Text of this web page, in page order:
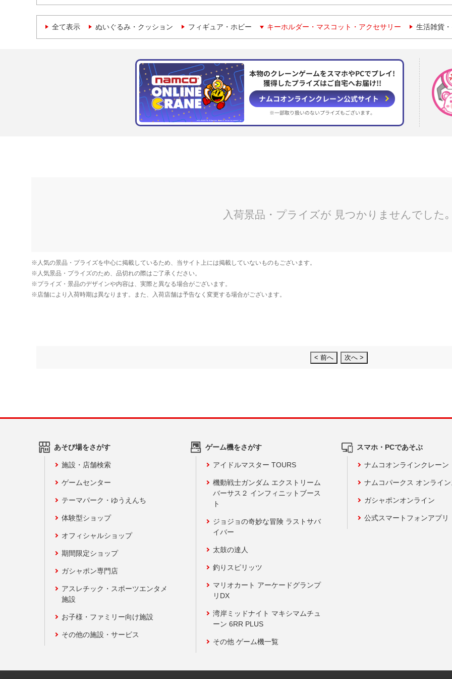
全て表示 ぬいぐるみ・クッション フィギュア・ホビー キーホルダー・マスコット・アクセサリー 生活雑貨
本物のクレーンゲームをスマホやPCでプレイ!
獲得したプライズはご自宅へお届け!!
ナムコオンラインクレーン公式サイト
※一部取り扱いのないプライズもございます。
< 前へ 次へ >
あそび場をさがす
施設・店舗検索
ゲームセンター
テーマパーク・ゆうえんち
体験型ショップ
オフィシャルショップ
期間限定ショップ
ガシャポン専門店
アスレチック・スポーツエンタメ
施設
お子様・ファミリー向け施設
その他の施設・サービス
ゲーム機をさがす
アイドルマスター TOURS
機動戦士ガンダム エクストリーム
バーサス２ インフィニットブース
ト
ジョジョの奇妙な冒険 ラストサバ
イバー
太鼓の達人
釣りスピリッツ
マリオカート アーケードグランプ
リDX
湾岸ミッドナイト マキシマムチュ
ーン 6RR PLUS
その他 ゲーム機一覧
スマホ・PCであそぶ
ナムコオンラインクレーン
ナムコパークス オンライ
ガシャポンオンライン
公式スマートフォンアプリ